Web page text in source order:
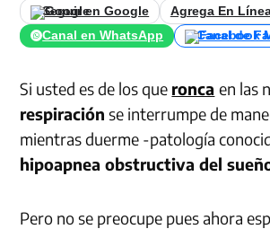
Seguir en Google
Agrega En
Canal en WhatsApp
Canal de
Si usted es de los que ronca en las
respiración se interrumpe de
mientras duerme -patología
hipoapnea obstructiva del
Pero no se preocupe pues ahora